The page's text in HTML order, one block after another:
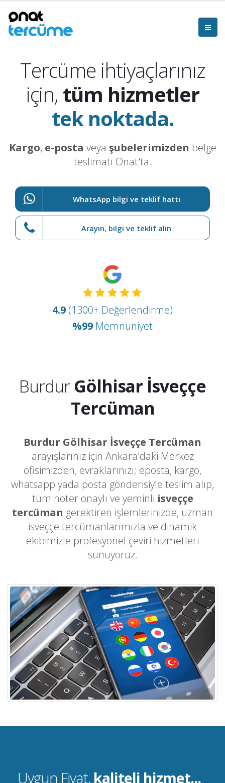
Tercüme ihtiyaçlarınız
için, tüm hizmetler
tek noktada.
Kargo, e-posta veya şubelerimizden belge
teslimatı Onat'ta.
WhatsApp bilgi ve teklif hattı
Arayın, bilgi ve teklif alın
4.9 (1300+ Değerlendirme)
%99 Memnuniyet
BurdurGölhisar İsveççe
Tercüman
Burdur Gölhisar İsveççe Tercüman
arayışlarınız için Ankara'daki Merkez
ofisimizden, evraklarınızı; eposta, kargo,
whatsapp yada posta gönderisiyle teslim alıp,
tüm noter onaylı ve yeminli isveççe
tercüman gerektiren işlemlerinizde, uzman
isveççe tercümanlarımızla ve dinamik
ekibimizle profesyonel çeviri hizmetleri
sunuyoruz.
Uygun Fiyat, kaliteli hizmet...